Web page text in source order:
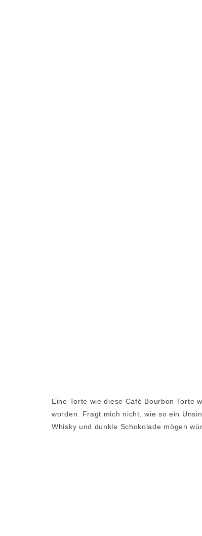
Eine Torte wie diese Café Bourbon Torte
worden. Fragt mich nicht, wie so ein
Whisky und dunkle Schokolade mögen